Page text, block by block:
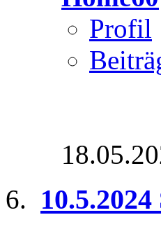
Profil